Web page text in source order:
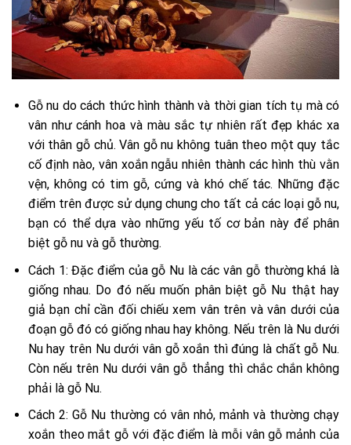
Gỗ nu do cách thức hình thành và thời gian tích tụ mà có
vân như cánh hoa và màu sắc tự nhiên rất đẹp khác xa
với thân gỗ chủ. Vân gỗ nu không tuân theo một quy tắc
cố định nào, vân xoắn ngẫu nhiên thành các hình thù vằn
vện, không có tim gỗ, cứng và khó chế tác. Những đặc
điểm trên được sử dụng chung cho tất cả các loại gỗ nu,
bạn có thể dựa vào những yếu tố cơ bản này để phân
biệt gỗ nu và gỗ thường.
Cách 1: Đặc điểm của gỗ Nu là các vân gỗ thường khá là
giống nhau. Do đó nếu muốn phân biệt gỗ Nu thật hay
giả bạn chỉ cần đối chiếu xem vân trên và vân dưới của
đoạn gỗ đó có giống nhau hay không. Nếu trên là Nu dưới
Nu hay trên Nu dưới vân gỗ xoắn thì đúng là chất gỗ Nu.
Còn nếu trên Nu dưới vân gỗ thẳng thì chắc chắn không
phải là gỗ Nu.
Cách 2: Gỗ Nu thường có vân nhỏ, mảnh và thường chạy
xoắn theo mắt gỗ với đặc điểm là mỗi vân gỗ mảnh của